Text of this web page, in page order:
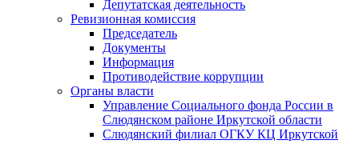
Депутатская деятельность
Ревизионная комиссия
Председатель
Документы
Информация
Противодействие коррупции
Органы власти
Управление Социального фонда России в
Слюдянском районе Иркутской области
Слюдянский филиал ОГКУ КЦ Иркутской